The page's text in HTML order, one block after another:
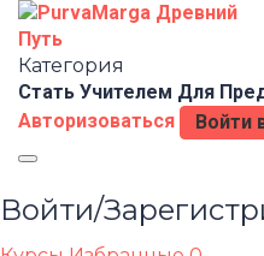
Категория
Стать Учителем Для
Авторизоваться
Войти
Toggle
navigation
Войти/